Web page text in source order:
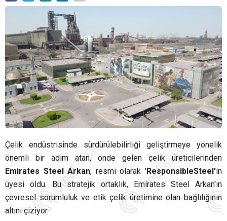
Çelik endüstrisinde sürdürülebilirliği geliştirmeye yönelik
önemli bir adım atan, önde gelen çelik üreticilerinden
Emirates Steel Arkan, resmi olarak 'ResponsibleSteel'in
üyesi oldu. Bu stratejik ortaklık, Emirates Steel Arkan'ın
çevresel sorumluluk ve etik çelik üretimine olan bağlılığının
altını çiziyor.